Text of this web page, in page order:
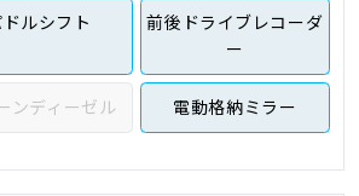
ルシフト
前後ドライブレコーダ
ー
ンディーゼル 電動格納ミラー